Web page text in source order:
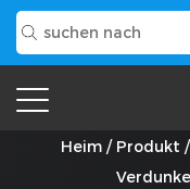
Heim / Produkt /